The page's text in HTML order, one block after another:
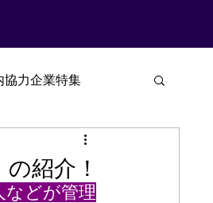
協力企業特集
紹介！
などが管理